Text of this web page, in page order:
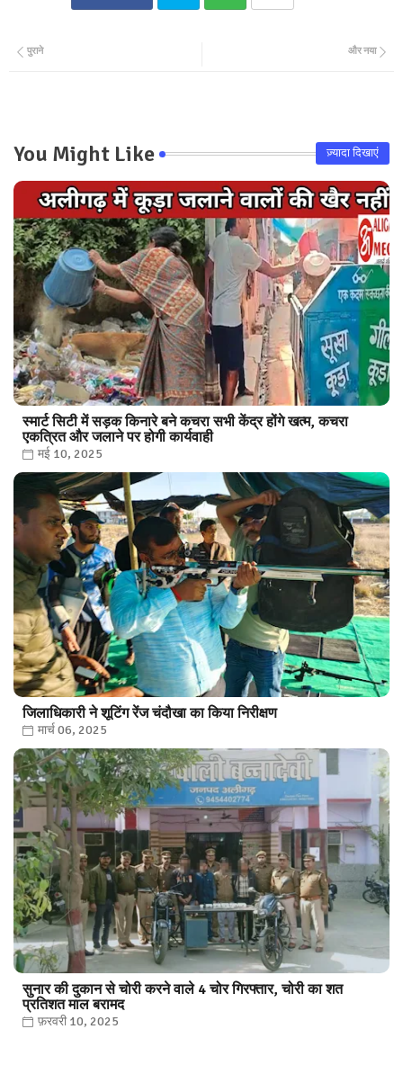
और नया
पुराने
You Might Like ज़्यादा दिखाएं
स्मार्ट सिटी में सड़क किनारे बने कचरा सभी केंद्र होंगे खत्म, कचरा
एकत्रित और जलाने पर होगी कार्यवाही
मई 10, 2025
जिलाधिकारी ने शूटिंग रेंज चंदौखा का किया निरीक्षण
मार्च 06, 2025
सुनार की दुकान से चोरी करने वाले 4 चोर गिरफ्तार, चोरी का शत
प्रतिशत माल बरामद
फ़रवरी 10, 2025